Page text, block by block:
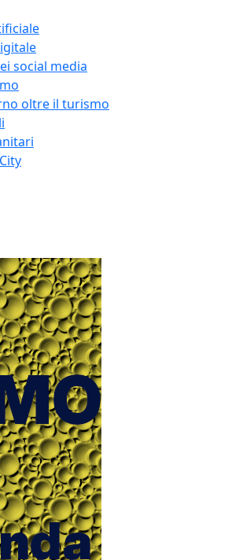
social media
oltre il turismo